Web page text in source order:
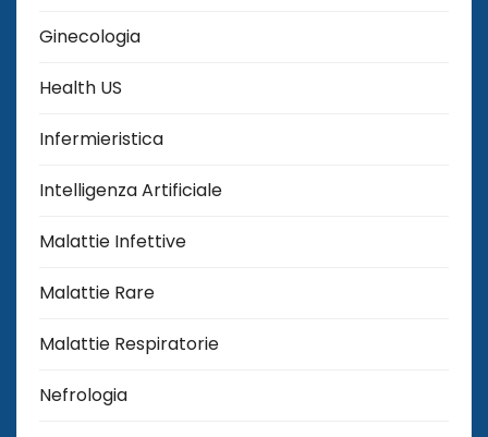
Ginecologia
Health US
Infermieristica
Intelligenza Artificiale
Malattie Infettive
Malattie Rare
Malattie Respiratorie
Nefrologia